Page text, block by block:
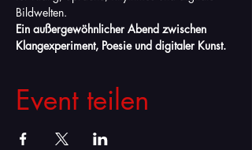
Bildwelten.
Ein außergewöhnlicher Abend zwischen
Klangexperiment, Poesie und digitaler Kunst.
Event teilen